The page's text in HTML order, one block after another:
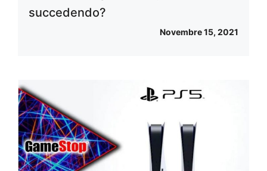
succedendo?
Novembre 15, 2021